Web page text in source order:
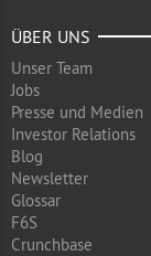
ÜBER UNS
Unser Team
Jobs
Presse und Medien
Investor Relations
Blog
Newsletter
Glossar
F6S
Crunchbase